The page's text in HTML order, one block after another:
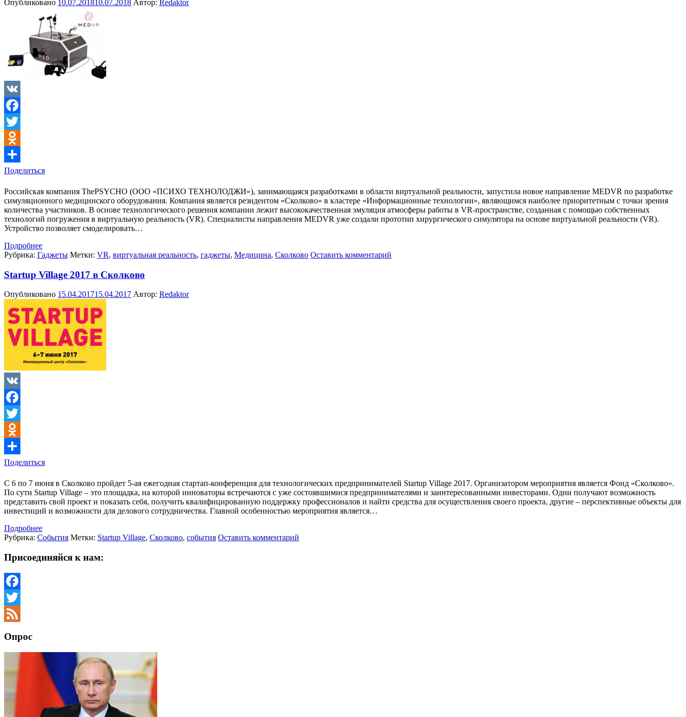
Опубликовано 10.07.201810.07.2018 Автор: Redaktor
VK
Facebook
Twitter
Odnoklassniki
Поделиться
Российская компания ThePSYCHO (ООО «ПСИХО ТЕХНОЛОДЖИ»), занимающаяся разработками в области виртуальной реальности, запустила новое направление MEDVR по разработке
симуляционного медицинского оборудования. Компания является резидентом «Сколково» в кластере «Информационные технологии», являющимся наиболее приоритетным с точки зрения
количества участников. В основе технологического решения компании лежит высококачественная эмуляция атмосферы работы в VR-пространстве, созданная с помощью собственных
технологий погружения в виртуальную реальность (VR). Специалисты направления MEDVR уже создали прототип хирургического симулятора на основе виртуальной реальности (VR).
Устройство позволяет смоделировать…
Подробнее
Рубрика: Гаджеты Метки: VR, виртуальная реальность, гаджеты, Медицина, Сколково Оставить комментарий
Startup Village 2017 в Сколково
Опубликовано 15.04.201715.04.2017 Автор: Redaktor
VK
Facebook
Twitter
Odnoklassniki
Поделиться
С 6 по 7 июня в Сколково пройдет 5-ая ежегодная стартап-конференция для технологических предпринимателей Startup Village 2017. Организатором мероприятия является Фонд «Сколково».
По сути Startup Village – это площадка, на которой инноваторы встречаются с уже состоявшимися предпринимателями и заинтересованными инвесторами. Одни получают возможность
представить свой проект и показать себя, получить квалифицированную поддержку профессионалов и найти средства для осуществления своего проекта, другие – перспективные объекты для
инвестиций и возможности для делового сотрудничества. Главной особенностью мероприятия является…
Подробнее
Рубрика: События Метки: Startup Village, Сколково, события Оставить комментарий
Присоединяйся к нам:
Facebook
Twitter
Опрос